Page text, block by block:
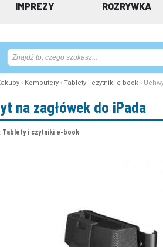
IMPREZY ROZRYWKA
› Komputery › Tablety i czytniki e-book ›
na zagłówek do iPada
Tablety i czytniki e-book